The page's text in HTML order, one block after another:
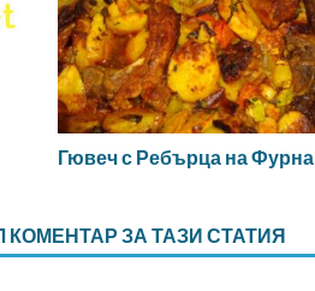
Гювеч с Ребърца на Фурна
ЗА ТАЗИ СТАТИЯ